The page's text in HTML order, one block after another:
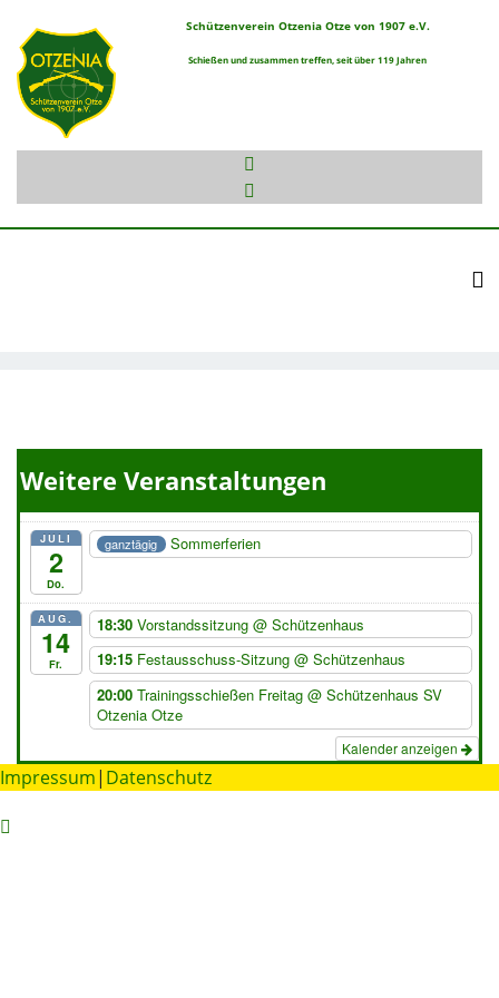
Schützenverein Otzenia Otze von 1907 e.V.
Schießen und zusammen treffen, seit über 119 Jahren
Weitere Veranstaltungen
JULI
2
Do.
ganztägig Sommerferien
AUG.
14
Fr.
18:30 Vorstandssitzung @ Schützenhaus
19:15 Festausschuss-Sitzung @ Schützenhaus
20:00 Trainingsschießen Freitag @ Schützenhaus SV
Otzenia Otze
Kalender anzeigen
Impressum| Datenschutz